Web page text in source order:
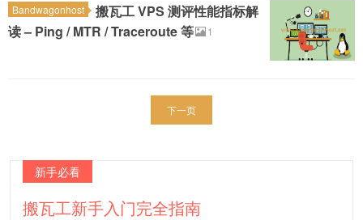
Bandwagonhost
搬瓦工 VPS 测评性能指标解
读 – Ping / MTR / Traceroute 等
1
下一页
新手必看
搬瓦工新手入门完全指南